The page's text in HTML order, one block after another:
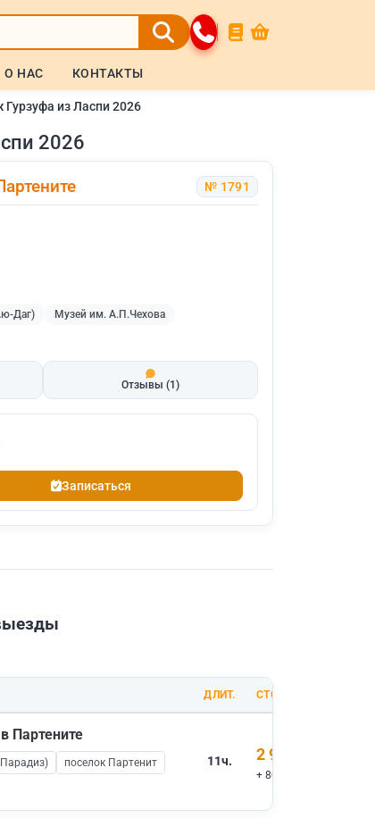
О НАС КОНТАКТЫ
из Ласпи 2026
2026
№ 1791
Даг)
Музей им. А.П.Чехова
Отзывы(1)
Записаться
ДЛИТ. СТОИМОСТЬ
Партените
поселок Партенит
11ч. 2 900 ₽
+ 800 ₽ вх.билеты